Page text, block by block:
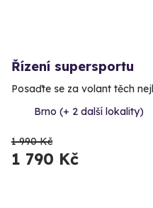
Řízení supersportu
Posaďte se za volant těch
Brno (+ 2 další lokality)
1 990 Kč
1 790 Kč